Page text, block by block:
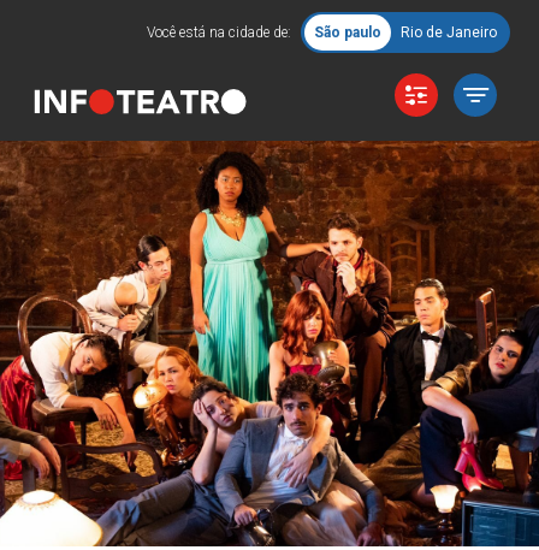
Você está na cidade de: São paulo Rio de Janeiro